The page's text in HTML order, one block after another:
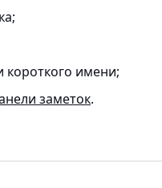
короткого имени;
заметок.